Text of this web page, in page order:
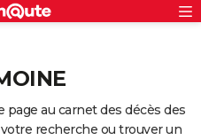
au carnet des décès des
recherche ou trouver un